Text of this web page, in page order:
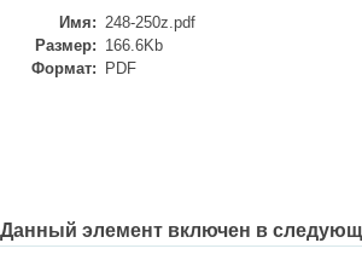
Имя: 248-250z.pdf
Размер: 166.6Kb
Формат:
PDF
Данный элемент включен в